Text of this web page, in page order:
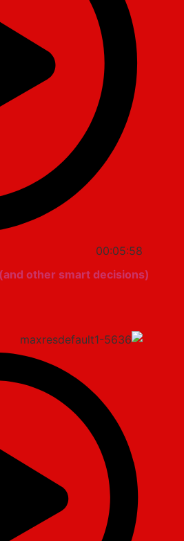
00:05:58
other smart decisions)